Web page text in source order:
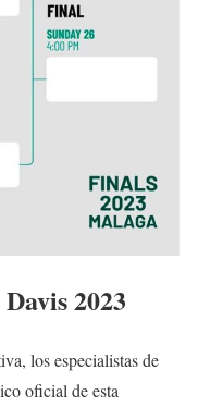
2023
los especialistas de
oficial de esta